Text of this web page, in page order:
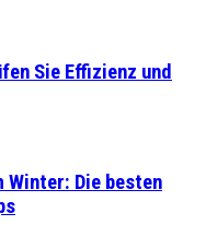
Sie Effizienz und
Die besten